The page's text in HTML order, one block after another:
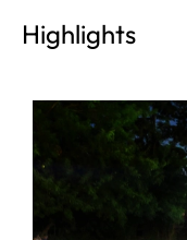
Highlights